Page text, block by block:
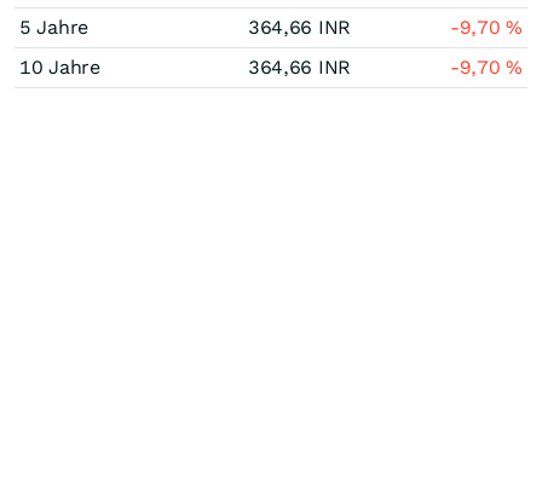
5 Jahre
364,66 INR -9,70%
10 Jahre
364,66 INR -9,70%